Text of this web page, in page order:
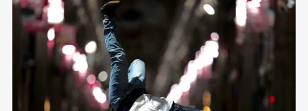
OUR BRAND
CONTACT